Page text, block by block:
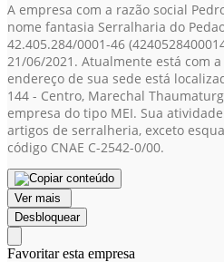
A empresa com a razão social
nome fantasia Serralharia do
42.405.284/0001-46
21/06/2021. Atualmente está com
endereço de sua sede está
144 - Centro, Marechal
empresa do tipo MEI. Sua
artigos de serralheria, exceto
código CNAE C-2542-0/00.
Ver mais
Desbloquear
Favoritar esta empresa